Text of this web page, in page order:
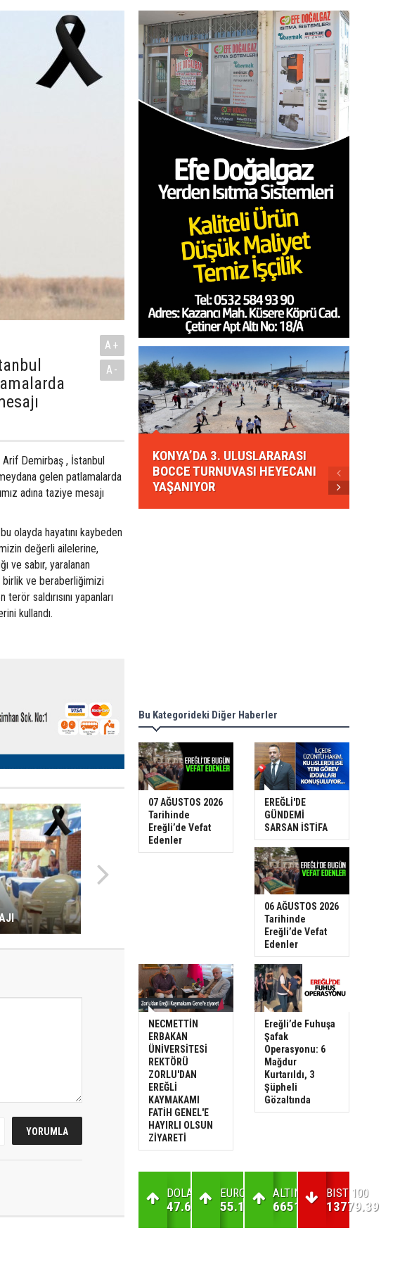
A+
A-
Arif Demirbaş , İstanbul
gelen patlamalarda
adına taziye mesajı
olayda hayatını kaybeden
değerli ailelerine,
ve sabır, yaralanan
birlik ve beraberliğimizi
saldırısını yapanları
kullandı.
KONYA’DA 3. ULUSLARARASI
BOCCE TURNUVASI HEYECANI
YAŞANIYOR
Bu Kategorideki Diğer Haberler
07 AĞUSTOS 2026
Tarihinde
Ereğli’de Vefat
Edenler
EREĞLİ'DE
GÜNDEMİ
SARSAN İSTİFA
06 AĞUSTOS 2026
Tarihinde
Ereğli’de Vefat
Edenler
NECMETTİN
ERBAKAN
ÜNİVERSİTESİ
REKTÖRÜ
ZORLU'DAN
EREĞLİ
KAYMAKAMI
FATİH GENEL'E
HAYIRLI OLSUN
ZİYARETİ
Ereğli’de Fuhuşa
Şafak
Operasyonu: 6
Mağdur
Kurtarıldı, 3
Şüpheli
Gözaltında
DOLAR
47.69
EURO
55.13
ALTIN
6651.62
BIST 100
13779.39